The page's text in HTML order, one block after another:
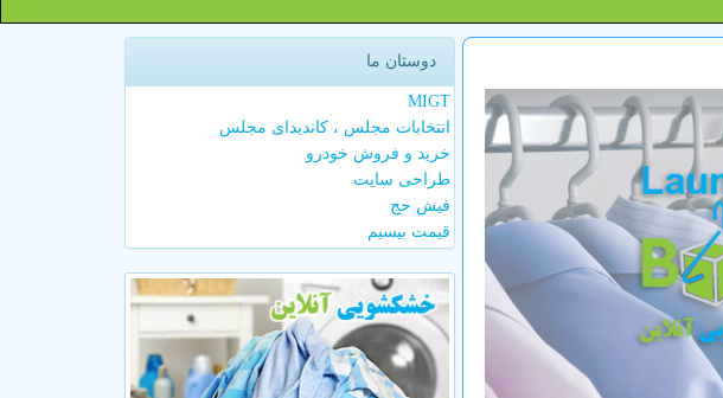
دوستان ما
MIGT
انتخابات مجلس ، کاندیدای مجلس
خرید و فروش خودرو
طراحی سایت
فیش حج
قیمت بیسیم